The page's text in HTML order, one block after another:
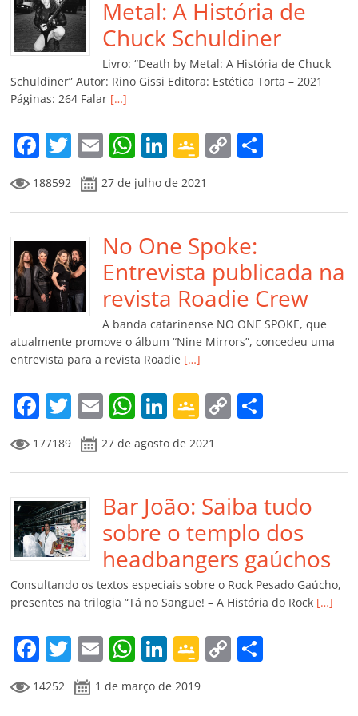
o
o
k
p
p
n Cl
a
ss
ro
m
n
k
til
h
ar
Metal: A História de
Chuck Schuldiner
Livro: “Death by Metal: A História de Chuck
Schuldiner” Autor: Rino Gissi Editora: Estética Torta – 2021
Páginas: 264 Falar […]
F
a
c
e
b
o
o
k
T
w
itt
er
E
m
ai
l
W
h
at
s
A
p
p
Li
n
k
e
dI
n
G
o
o
gl
e
Cl
a
ss
ro
o
m
C
o
y
Li
n
k
p
til
h
ar
188592 27 de julho de 2021
No One Spoke:
Entrevista publicada na
revista Roadie Crew
A banda catarinense NO ONE SPOKE, que
atualmente promove o álbum “Nine Mirrors”, concedeu uma
entrevista para a revista Roadie […]
F
a
c
e
b
o
o
k
T
w
itt
er
E
m
ai
l
W
h
at
s
A
p
p
Li
n
k
e
dI
n
G
o
o
gl
e
Cl
a
ss
ro
o
m
C
o
y
Li
n
k
p
ar
til
h
ar
177189 27 de agosto de 2021
Bar João: Saiba tudo
sobre o templo dos
headbangers gaúchos
Consultando os textos especiais sobre o Rock Pesado Gaúcho,
presentes na trilogia “Tá no Sangue! – A História do Rock […]
F
a
c
T
w
itt
E
m
ai
W
h
at
Li
n
k
G
o
o
C
o
14252 1 de março de 2019